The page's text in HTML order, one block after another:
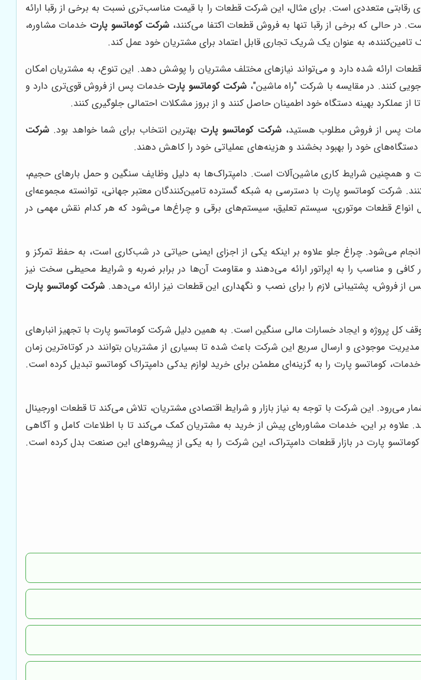
رقابتی متعددی است. برای مثال، این شرکت قطعات را با قیمت مناسب‌تری نسبت به برخی از رقبا ارائه
در حالی که برخی از رقبا تنها به فروش قطعات اکتفا می‌کنند، شرکت کوماتسو پارت خدمات مشاوره،
تامین‌کننده، به عنوان یک شریک تجاری قابل اعتماد برای مشتریان خود عمل کند.
ارائه شده دارد و می‌تواند نیازهای مختلف مشتریان را پوشش دهد. این تنوع، به مشتریان امکان
کنند. در مقایسه با شرکت "راه ماشین"، شرکت کوماتسو پارت خدمات پس از فروش قوی‌تری دارد و
بهینه دستگاه خود اطمینان حاصل کنند و از بروز مشکلات احتمالی جلوگیری کنند.
خدمات پس از فروش مطلوب هستید،شرکت کوماتسو پارت بهترین انتخاب برای شما خواهد بود.شرکت
خود را بهبود بخشند و هزینه‌های عملیاتی خود را کاهش دهند.
و همچنین شرایط کاری ماشین‌آلات است. دامپتراک‌ها به دلیل وظایف سنگین و حمل بارهای حجیم،
شرکت کوماتسو پارت با دسترسی به شبکه گسترده تامین‌کنندگان معتبر جهانی، توانسته مجموعه‌ای
انواع قطعات موتوری، سیستم تعلیق، سیستم‌های برقی و چراغ‌ها می‌شود که هر کدام نقش مهمی در
می‌شود. چراغ جلو علاوه بر اینکه یکی از اجزای ایمنی حیاتی در شب‌کاری است، به حفظ تمرکز و
و مناسب را به اپراتور ارائه می‌دهند و مقاومت آن‌ها در برابر ضربه و شرایط محیطی سخت نیز
پشتیبانی لازم را برای نصب و نگهداری این قطعات نیز ارائه می‌دهد. شرکت کوماتسو پارت
کل پروژه و ایجاد خسارات مالی سنگین است. به همین دلیل شرکت کوماتسو پارت با تجهیز انبارهای
موجودی و ارسال سریع این شرکت باعث شده تا بسیاری از مشتریان بتوانند در کوتاه‌ترین زمان
کوماتسو پارت را به گزینه‌ای مطمئن برای خرید لوازم یدکی دامپتراک کوماتسو تبدیل کرده است.
این شرکت با توجه به نیاز بازار و شرایط اقتصادی مشتریان، تلاش می‌کند تا قطعات اورجینال
علاوه بر این، خدمات مشاوره‌ای پیش از خرید به مشتریان کمک می‌کند تا با اطلاعات کامل و آگاهی
پارت در بازار قطعات دامپتراک، این شرکت را به یکی از پیشروهای این صنعت بدل کرده است.